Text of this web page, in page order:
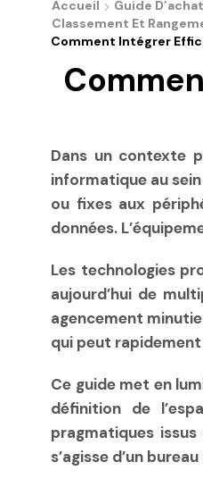
Accueil Guide D’achat
Classement Et
Comment Intégrer
Dans un contexte
informatique au
ou fixes aux
données.
Les technologies
aujourd’hui de
agencement
qui peut
Ce guide met en
définition de
pragmatiques
s’agisse d’un